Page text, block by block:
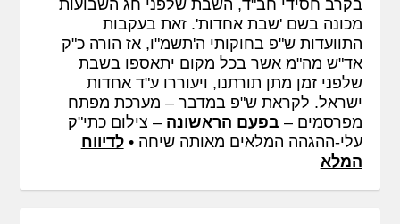
בקרב חסידי חב"ד, השבת שלפני חג השבועות
מכונה בשם 'שבת אחדות'. זאת בעקבות
התוועדות ש"פ בחוקותי ה'תשמ"ו, אז הורה כ"ק
אד"ש מה"מ אשר בכל מקום יתאספו בשבת
שלפני זמן מתן תורתנו, ויעוררו ע"ד אחדות
ישראל. לקראת ש"פ במדבר – מערכת מפתח
מפרסמים – בפעם הראשונה – צילום כתי"ק
עלי-ההגהה המלאים מאותה שיחה •לדיווח
המלא